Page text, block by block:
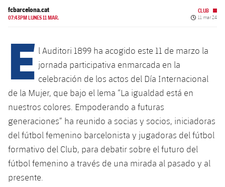
SUB14
SUB12
SUB11 A
SUB11 B
SUB10 B
SUB14 B
SUB13 B
SUB12 C
SUB11 C
Entradas
Gameday Shows
Resultados
Clasificación
Jugadores
Fotos
Barça Atlètic
Junior
Cadete A
Cadete B
Infantil A
Infantil B
PLUSICON
MÁS
Primer Equipo
plusicon
más
Actualidad
Calendario
Resultados
Barça Atlètic
plusicon
más
Actualidad
Calendario
Base
plusicon
más
Actualidad
PLUSICON
MÁS
fcbarcelona.cat
07:43PM LUNES 11 MAR.
CLUB
Fecha de
11 mar 24
E l Auditori 1899 ha acogido este 11 de marzo la
jornada participativa enmarcada en la
celebración de los actos del Día Internacional
de la Mujer, que bajo el lema “La igualdad está en
nuestros colores. Empoderando a futuras
generaciones” ha reunido a socias y socios, iniciadoras
del fútbol femenino barcelonista y jugadoras del fútbol
formativo del Club, para debatir sobre el futuro del
fútbol femenino a través de una mirada al pasado y al
presente.